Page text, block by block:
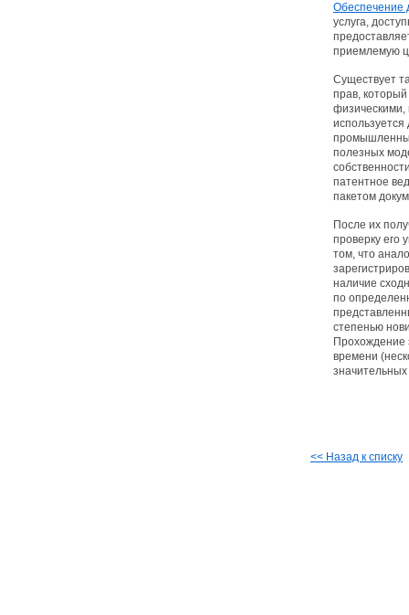
Обеспечение
услуга,
приемлемую
Существует
прав,
полезных
патентное
пакетом
После их
проверку его
том, что
наличие
по
степенью
Прохождение
времени
<< Назад к списку